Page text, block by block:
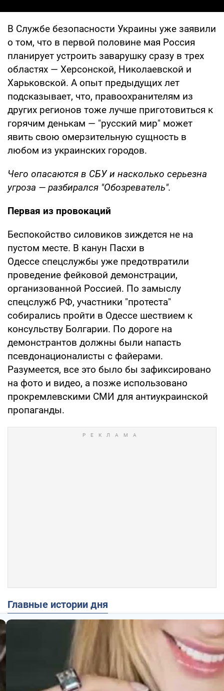
В Службе безопасности Украины уже заявили
о том, что в первой половине мая Россия
планирует устроить заварушку сразу в трех
областях — Херсонской, Николаевской и
Харьковской. А опыт предыдущих лет
подсказывает, что, правоохранителям из
других регионов тоже лучше приготовиться к
горячим денькам — "русский мир" может
явить свою омерзительную сущность в
любом из украинских городов.
Чего опасаются в СБУ и насколько серьезна
угроза — разбирался "Обозреватель".
Первая из провокаций
Беспокойство силовиков зиждется не на
пустом месте. В канун Пасхи в
Одессе спецслужбы уже предотвратили
проведение фейковой демонстрации,
организованной Россией. По замыслу
спецслужб РФ, участники "протеста"
собирались пройти в Одессе шествием к
консульству Болгарии. По дороге на
демонстрантов должны были напасть
псевдонационалисты с файерами.
Разумеется, все это было бы зафиксировано
на фото и видео, а позже использовано
прокремлевскими СМИ для антиукраинской
пропаганды.
Главные истории дня